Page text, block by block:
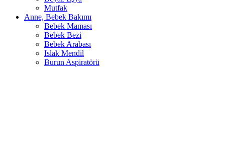
Mutfak
Anne, Bebek Bakımı
Bebek Maması
Bebek Bezi
Bebek Arabası
Islak Mendil
Burun Aspiratörü